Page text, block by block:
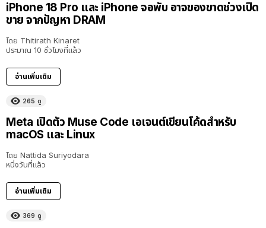
iPhone 18 Pro และ iPhone จอพับ อาจของขาดช่วงเปิด
ขาย จากปัญหา DRAM
โดย Thitirath Kinaret
ประมาณ 10 ชั่วโมงที่แล้ว
อ่านเพิ่มเติม
265 ดู
Meta เปิดตัว Muse Code เอเจนต์เขียนโค้ดสำหรับ
macOS และ Linux
โดย Nattida Suriyodara
หนึ่งวันที่แล้ว
อ่านเพิ่มเติม
369 ดู